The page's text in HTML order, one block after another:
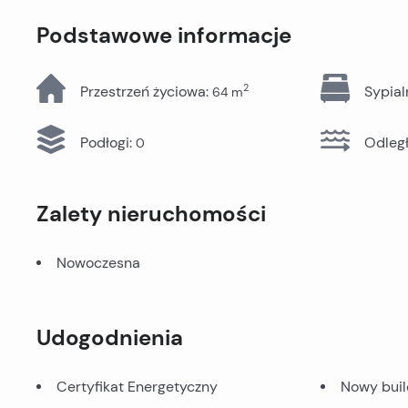
Podstawowe informacje
Przestrzeń życiowa: 64 m2
Podłogi: 0
Zalety nieruchomości
Nowoczesna
Udogodnienia
Certyfikat Energetyczny Nowy